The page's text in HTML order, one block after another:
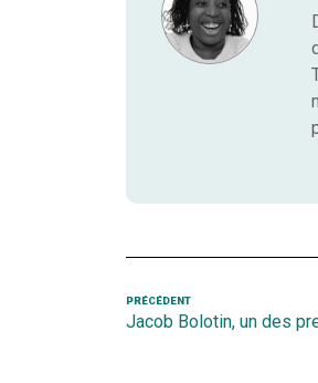
Navigation
Article
précédent
PRÉCÉDENT
Jacob Bolotin, un des